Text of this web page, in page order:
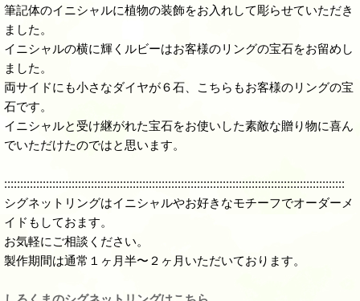
筆記体のイニシャルに植物の装飾をお入れして彫らせていただき
ました。
イニシャルの横に輝くルビーはお客様のリングの宝石をお留めし
ました。
両サイドにも小さなダイヤが６石、こちらもお客様のリングの宝
石です。
イニシャルと受け継がれた宝石をお使いした素敵な贈り物に喜ん
でいただけたのではと思います。
::::::::::::::::::::::::::::::::::::::::::::::::::::::::::::::::::::::::::::::::::::::::::::::::::::::::::
シグネットリングはイニシャルやお好きなモチーフでオーダーメ
イドもしておます。
お気軽にご相談ください。
製作期間は通常１ヶ月半〜２ヶ月いただいております。